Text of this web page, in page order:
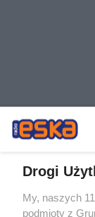
Żaden utwór
Drogi
My, naszych
podmioty z